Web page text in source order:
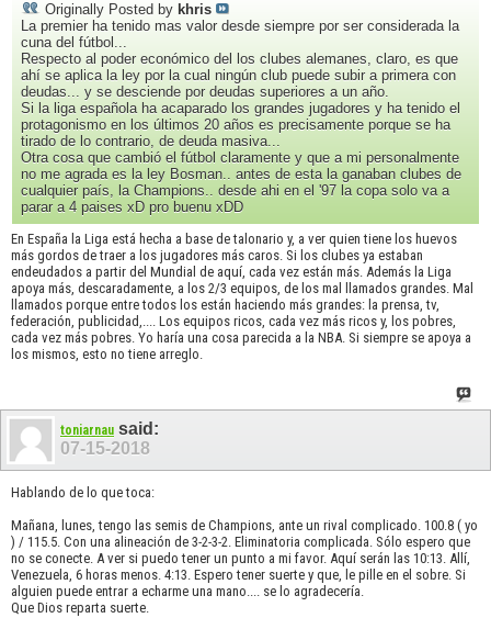
Originally Posted by khris
La premier ha tenido mas valor desde siempre por ser considerada la
cuna del fútbol...
Respecto al poder económico del los clubes alemanes, claro, es que
ahí se aplica la ley por la cual ningún club puede subir a primera con
deudas... y se desciende por deudas superiores a un año.
Si la liga española ha acaparado los grandes jugadores y ha tenido el
protagonismo en los últimos 20 años es precisamente porque se ha
tirado de lo contrario, de deuda masiva...
Otra cosa que cambió el fútbol claramente y que a mi personalmente
no me agrada es la ley Bosman.. antes de esta la ganaban clubes de
cualquier país, la Champions.. desde ahi en el '97 la copa solo va a
parar a 4 paises xD pro buenu xDD
En España la Liga está hecha a base de talonario y, a ver quien tiene los huevos
más gordos de traer a los jugadores más caros. Si los clubes ya estaban
endeudados a partir del Mundial de aquí, cada vez están más. Además la Liga
apoya más, descaradamente, a los 2/3 equipos, de los mal llamados grandes. Mal
llamados porque entre todos los están haciendo más grandes: la prensa, tv,
federación, publicidad,.... Los equipos ricos, cada vez más ricos y, los pobres,
cada vez más pobres. Yo haría una cosa parecida a la NBA. Si siempre se apoya a
los mismos, esto no tiene arreglo.
toniarnau said:
07-15-2018
Hablando de lo que toca:
Mañana, lunes, tengo las semis de Champions, ante un rival complicado. 100.8 ( yo
) / 115.5. Con una alineación de 3-2-3-2. Eliminatoria complicada. Sólo espero que
no se conecte. A ver si puedo tener un punto a mi favor. Aquí serán las 10:13. Allí,
Venezuela, 6 horas menos. 4:13. Espero tener suerte y que, le pille en el sobre. Si
alguien puede entrar a echarme una mano.... se lo agradecería.
Que Dios reparta suerte.